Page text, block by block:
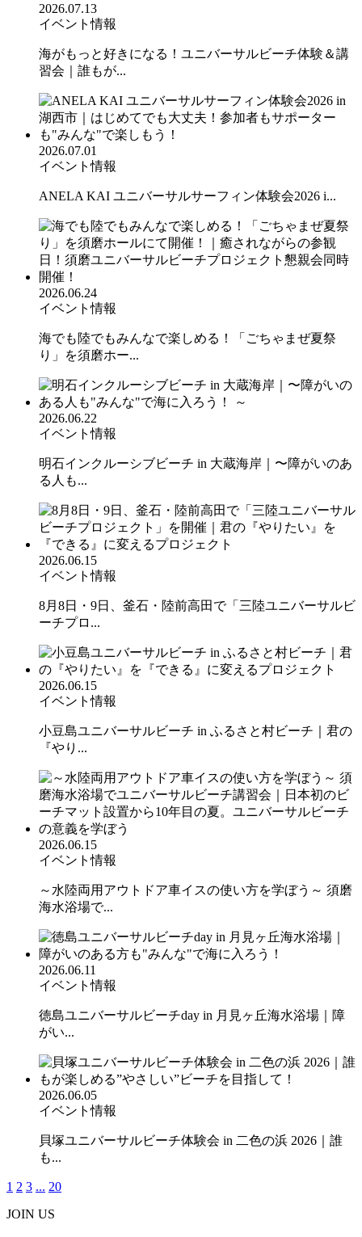
2026.07.13
イベント情報
海がもっと好きになる！ユニバーサルビーチ体験＆講
習会｜誰もが...
2026.07.01
イベント情報
ANELA KAI ユニバーサルサーフィン体験会2026 i...
2026.06.24
イベント情報
海でも陸でもみんなで楽しめる！「ごちゃまぜ夏祭
り」を須磨ホー...
2026.06.22
イベント情報
明石インクルーシブビーチ in 大蔵海岸｜〜障がいのあ
る人も...
2026.06.15
イベント情報
8月8日・9日、釜石・陸前高田で「三陸ユニバーサルビ
ーチプロ...
2026.06.15
イベント情報
小豆島ユニバーサルビーチ in ふるさと村ビーチ｜君の
『やり...
2026.06.15
イベント情報
～水陸両用アウトドア車イスの使い方を学ぼう～ 須磨
海水浴場で...
2026.06.11
イベント情報
徳島ユニバーサルビーチday in 月見ヶ丘海水浴場｜障
がい...
2026.06.05
イベント情報
貝塚ユニバーサルビーチ体験会 in 二色の浜 2026｜誰
も...
1 2 3 ... 20
JOIN US